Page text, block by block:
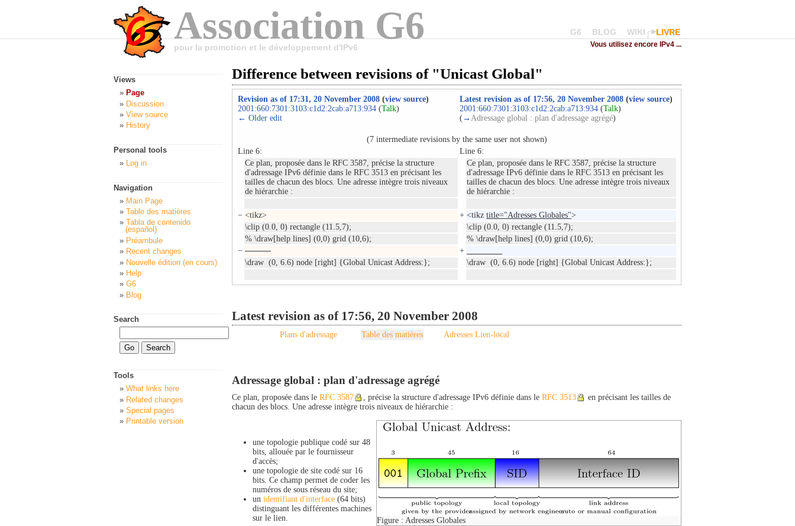
Association G6
pour la promotion et le développement d'IPv6
G6 BLOG WIKI LIVRE
Vous utilisez encore IPv4 ...
Difference between revisions of "Unicast Global"
Revision as of 17:31, 20 November 2008 (view source)
2001:660:7301:3103:c1d2:2cab:a713:934 (Talk)
← Older edit
Latest revision as of 17:56, 20 November 2008 (view source)
2001:660:7301:3103:c1d2:2cab:a713:934 (Talk)
(→ Adressage global : plan d'adressage agrégé)
(7 intermediate revisions by the same user not shown)
Line 6:
Line 6:
Ce plan, proposée dans le RFC 3587, précise la structure
d'adressage IPv6 définie dans le RFC 3513 en précisant les
tailles de chacun des blocs. Une adresse intègre trois niveaux
de hiérarchie :
Ce plan, proposée dans le RFC 3587, précise la structure
d'adressage IPv6 définie dans le RFC 3513 en précisant les
tailles de chacun des blocs. Une adresse intègre trois niveaux
de hiérarchie :
− <tikz> + <tikz title="Adresses Globales">
\clip (0.0, 0) rectangle (11.5,7);
\clip (0.0, 0) rectangle (11.5,7);
% \draw[help lines] (0,0) grid (10,6);
% \draw[help lines] (0,0) grid (10,6);
−
+
\draw (0, 6.6) node [right] {Global Unicast Address:};
\draw (0, 6.6) node [right] {Global Unicast Address:};
Latest revision as of 17:56, 20 November 2008
Plans d'adressage Table des matières Adresses Lien-local
Adressage global : plan d'adressage agrégé
Ce plan, proposée dans le RFC 3587 , précise la structure d'adressage IPv6 définie dans le RFC 3513
en précisant les tailles de
chacun des blocs. Une adresse intègre trois niveaux de hiérarchie :
Figure : Adresses Globales
une topologie publique codé sur 48
bits, allouée par le fournisseur
d'accès;
une topologie de site codé sur 16
bits. Ce champ permet de coder les
numéros de sous réseau du site;
un identifiant d'interface (64 bits)
distinguant les différentes machines
sur le lien.
Views
Page
Discussion
View source
History
Personal tools
Log in
Navigation
Main Page
Table des matières
Tabla de contenido
(español)
Préambule
Recent changes
Nouvelle édition (en cours)
Help
G6
Blog
Search
Tools
What links here
Related changes
Special pages
Printable version